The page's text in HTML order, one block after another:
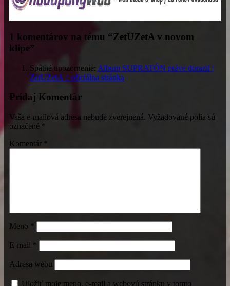
1 komentárov na tému “ZetUZetA v novom
klipe”
Spätné upozornenie: Album SUPRATÓN práve dorazil |
ZetUZetA :: oficiálna stránka
Pridaj Komentár
Vaša e-mailová adresa nebude zverejnená. Vyžadované polia sú
označené *
Komentár *
Meno *
E-mail *
Adresa webu
Uložiť moje meno, e-mail a webovú stránku v tomto